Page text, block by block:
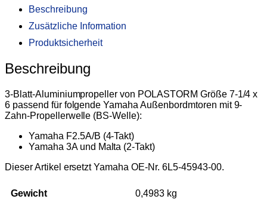
quantityBeschreibung
Zusätzliche Information
Produktsicherheit
Beschreibung
3-Blatt-Aluminiumpropeller von POLASTORM Größe 7-1/4 x
6 passend für folgende Yamaha Außenbordmtoren mit 9-
Zahn-Propellerwelle (BS-Welle):
Yamaha F2.5A/B (4-Takt)
Yamaha 3A und Malta (2-Takt)
Dieser Artikel ersetzt Yamaha OE-Nr. 6L5-45943-00.
Gewicht 0,4983 kg